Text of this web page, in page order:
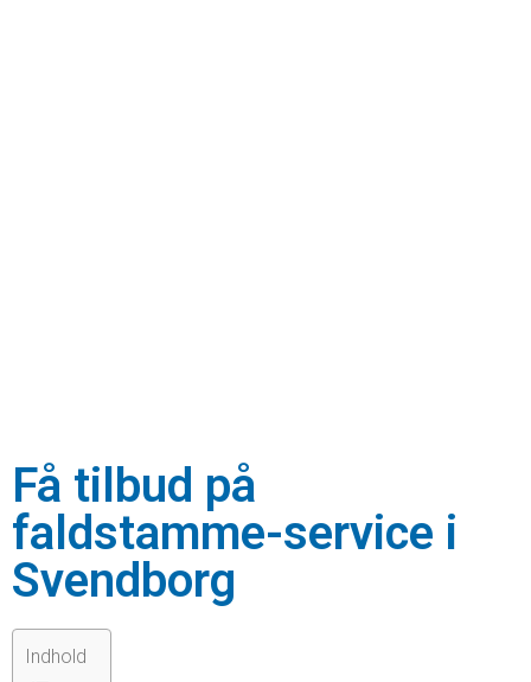
Få tilbud på
faldstamme-service i
Svendborg
Indhold